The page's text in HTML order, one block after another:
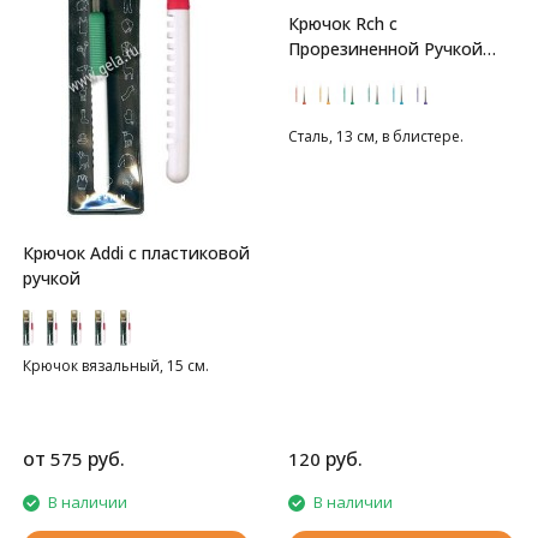
Крючок Addi с пластиковой
ручкой
Крючок вязальный, 15 см.
от 575 руб.
В наличии
Крючок Rch с
Прорезиненной Ручкой
Сталь, 13 см, в блистере.
120 руб.
В наличии